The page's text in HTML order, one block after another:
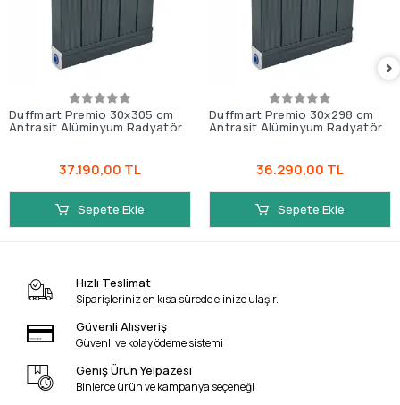
Duffmart Premio 30x305 cm
Antrasit Alüminyum Radyatör
37.190,00 TL
Sepete Ekle
Duffmart Premio 30x298 cm
Antrasit Alüminyum Radyatör
36.290,00 TL
Sepete Ekle
Hızlı Teslimat
Siparişleriniz en kısa sürede elinize ulaşır.
Güvenli Alışveriş
Güvenli ve kolay ödeme sistemi
Geniş Ürün Yelpazesi
Binlerce ürün ve kampanya seçeneği